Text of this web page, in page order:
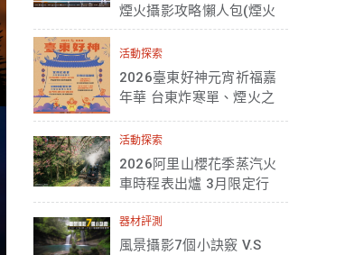
煙火攝影攻略懶人包(煙火
動畫、交管、卡司、拍攝
點、作品欣賞)
活動探索
2026臺東好神元宵祈福嘉
年華 台東炸寒單、煙火之
點)
活動探索
2026阿里山櫻花季蒸汽火
車時程表出爐 3月限定行
駛共4梯次！(含花季交管
措施)
器材評測
風景攝影7個小訣竅 V.S